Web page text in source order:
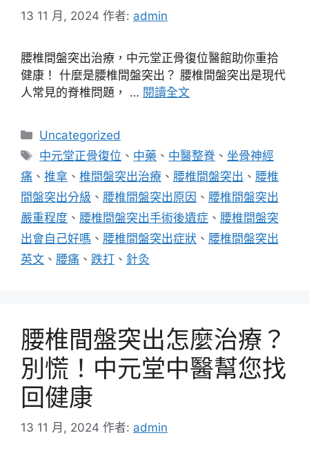
13 11 月, 2024 作者: admin
腰椎間盤突出治療，中元堂正骨復位醫館助你重拾
健康！ 什麼是腰椎間盤突出？ 腰椎間盤突出是現代
人常見的脊椎問題， … 閱讀全文
分
類
Uncategorized
標
籤
中元堂正骨復位 、 中藥 、 中醫整脊 、坐骨神經
痛 、 推拿 、 椎間盤突出治療 、 腰椎間盤突出 、 腰椎
間盤突出分級 、 腰椎間盤突出原因 、 腰椎間盤突出
嚴重程度 、 腰椎間盤突出手術後遺症 、 腰椎間盤突
出會自己好嗎 、 腰椎間盤突出症狀 、 腰椎間盤突出
英文 、 腰痛 、 跌打 、 針灸
腰椎間盤突出怎麼治療？
別慌！中元堂中醫幫您找
回健康
13 11 月, 2024 作者: admin